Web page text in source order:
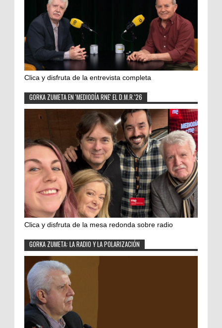
Clica y disfruta de la entrevista completa
GORKA ZUMETA EN 'MEDIODÍA RNE' EL D.M.R.'26
Clica y disfruta de la mesa redonda sobre radio
GORKA ZUMETA: LA RADIO Y LA POLARIZACIÓN